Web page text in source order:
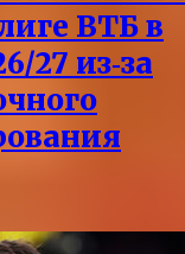
ВТБ в
27 из‑за